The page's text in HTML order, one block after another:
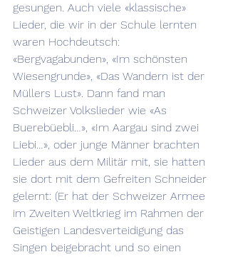
gesungen. Auch viele «klassische»
Lieder, die wir in der Schule lernten
waren Hochdeutsch:
«Bergvagabunden», «Im schönsten
Wiesengrunde», «Das Wandern ist der
Müllers Lust». Dann fand man
Schweizer Volkslieder wie «As
Buerebüebli…», «Im Aargau sind zwei
Liebi…», oder junge Männer brachten
Lieder aus dem Militär mit, sie hatten
sie dort mit dem Gefreiten Schneider
gelernt: (Er hat der Schweizer Armee
im Zweiten Weltkrieg im Rahmen der
Geistigen Landesverteidigung das
Singen beigebracht und so einen